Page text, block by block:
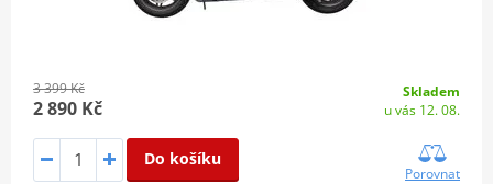
3 399 Kč
2 890 Kč
Skladem
u vás 12. 08.
Do košíku
Porovnat